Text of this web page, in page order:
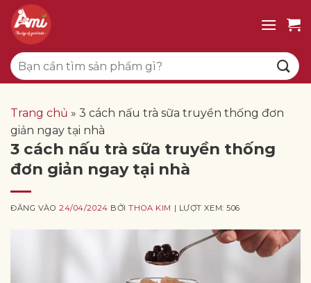
qua
dung
Tìm
kiếm:
Trang chủ » 3 cách nấu trà sữa truyền thống đơn
giản ngay tại nhà
3 cách nấu trà sữa truyền thống
đơn giản ngay tại nhà
ĐĂNG VÀO24/04/2024 BỞITHOA KIM | LƯỢT XEM: 506